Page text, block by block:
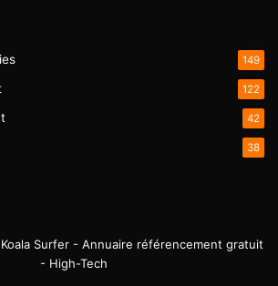
149
122
42
38
Koala Surfer - Annuaire référencement gratuit
- High-Tech